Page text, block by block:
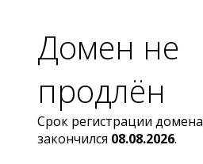
Домен не
продлён
Срок регистрации домена
закончился 08.08.2026.